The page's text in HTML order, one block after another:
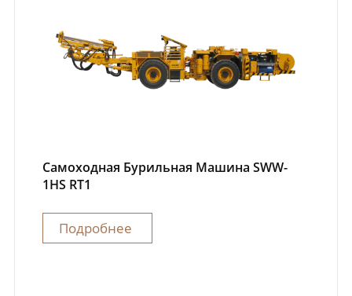
Самоходная Бурильная Машина SWW-
1HS RT1
Подробнее